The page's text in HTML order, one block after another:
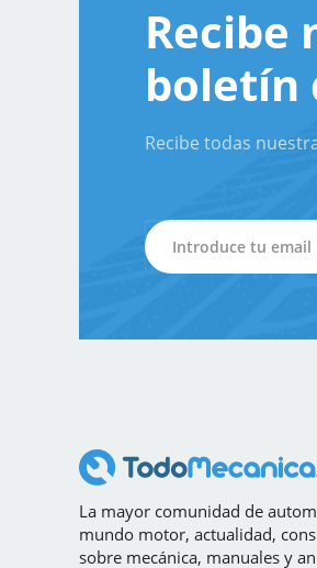
Recibe
boletín
Recibe todas
La mayor comunidad de
mundo motor, actualidad,
sobre mecánica, manuales y